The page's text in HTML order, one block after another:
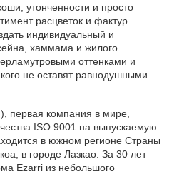
утонченности и просто
расцветок и фактур.
индивидуальный и
хаммама и жилого
оттенками и
не оставят равнодушными.
первая компания в мире,
ISO 9001 на выпускаемую
в южном регионе Страны
в городе Лазкао. За 30 лет
Ezarri из небольшого